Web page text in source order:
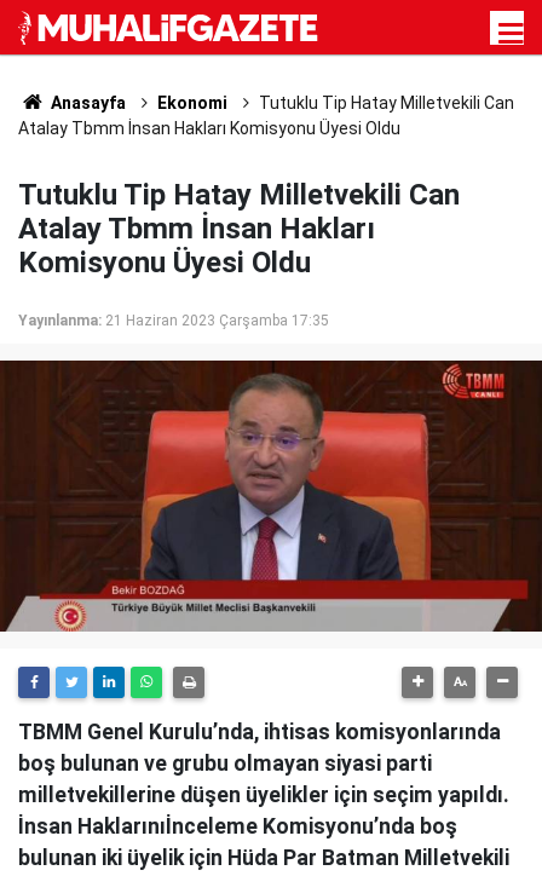
Anasayfa Ekonomi
Tutuklu Tip Hatay Milletvekili Can
Atalay Tbmm İnsan Hakları Komisyonu Üyesi Oldu
Tutuklu Tip Hatay Milletvekili Can
Atalay Tbmm İnsan Hakları
Komisyonu Üyesi Oldu
Yayınlanma: 21 Haziran 2023 Çarşamba 17:35
TBMM Genel Kurulu’nda, ihtisas komisyonlarında
boş bulunan ve grubu olmayan siyasi parti
milletvekillerine düşen üyelikler için seçim yapıldı.
İnsan Haklarınıİnceleme Komisyonu’nda boş
bulunan iki üyelik için Hüda Par Batman Milletvekili